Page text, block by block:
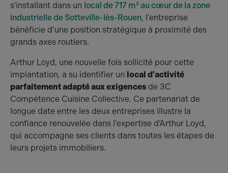
s'installant dans un local de 717 m² au cœur de la zone
industrielle de Sotteville-lès-Rouen, l’entreprise
bénéficie d’une position stratégique à proximité des
grands axes routiers.
Arthur Loyd, une nouvelle fois sollicité pour cette
implantation, a su identifier un local d'activité
parfaitement adapté aux exigences de 3C
Compétence Cuisine Collective. Ce partenariat de
longue date entre les deux entreprises illustre la
confiance renouvelée dans l’expertise d’Arthur Loyd,
qui accompagne ses clients dans toutes les étapes de
leurs projets immobiliers.